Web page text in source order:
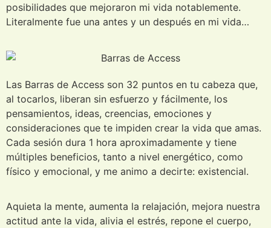
posibilidades que mejoraron mi vida notablemente.
Literalmente fue una antes y un después en mi vida…
Las Barras de Access son 32 puntos en tu cabeza que,
al tocarlos, liberan sin esfuerzo y fácilmente, los
pensamientos, ideas, creencias, emociones y
consideraciones que te impiden crear la vida que amas.
Cada sesión dura 1 hora aproximadamente y tiene
múltiples beneficios, tanto a nivel energético, como
físico y emocional, y me animo a decirte: existencial.
Aquieta la mente, aumenta la relajación, mejora nuestra
actitud ante la vida, alivia el estrés, repone el cuerpo,